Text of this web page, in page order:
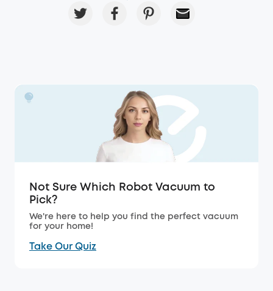
Not Sure Which Robot Vacuum to
Pick?
We're here to help you find the perfect vacuum
for your home!
Take Our Quiz